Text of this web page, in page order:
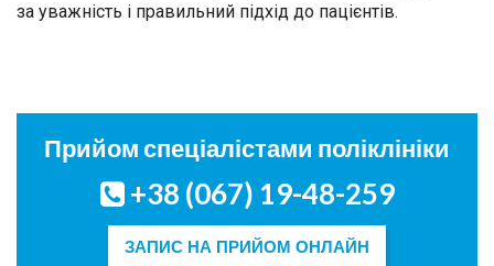
за уважність і правильний підхід до пацієнтів.
Прийом спеціалістами поліклініки
+38 (067) 19-48-259
ЗАПИС НА ПРИЙОМ ОНЛАЙН